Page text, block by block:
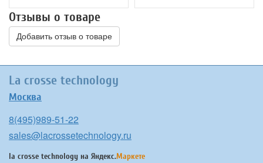
Отзывы о товаре
Добавить отзыв о товаре
La crosse technology
Москва
8(495)989-51-22
sales@lacrossetechnology.ru
la crosse technology на Яндекс.Маркете